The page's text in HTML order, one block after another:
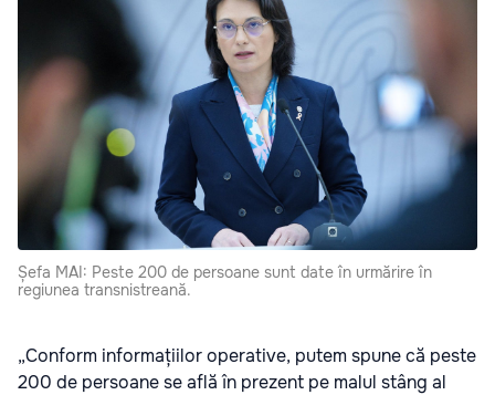
Șefa MAI: Peste 200 de persoane sunt date în urmărire în
regiunea transnistreană.
„Conform informațiilor operative, putem spune că peste
200 de persoane se află în prezent pe malul stâng al